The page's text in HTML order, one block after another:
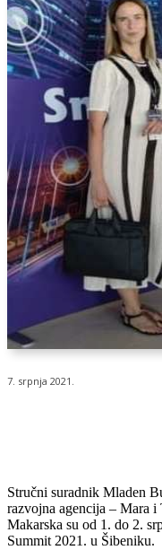
7. srpnja 2021.
Stručni suradnik Mladen
razvojna agencija – Mara i
Makarska su od 1. do 2.
Summit 2021. u Šibeniku.